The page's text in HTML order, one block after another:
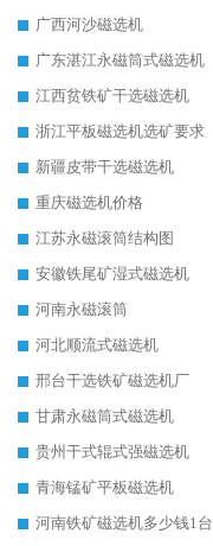
广西河沙磁选机
广东湛江永磁筒式磁选机
江西贫铁矿干选磁选机
浙江平板磁选机选矿要求
新疆皮带干选磁选机
重庆磁选机价格
江苏永磁滚筒结构图
安徽铁尾矿湿式磁选机
河南永磁滚筒
河北顺流式磁选机
邢台干选铁矿磁选机厂
甘肃永磁筒式磁选机
贵州干式辊式强磁选机
青海锰矿平板磁选机
河南铁矿磁选机多少钱1台